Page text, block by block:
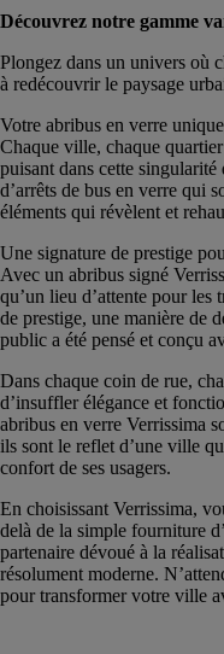
Découvrez notre gamme
Plongez dans un univers où
à redécouvrir le paysage
Votre abribus en verre
Chaque ville, chaque quartier
puisant dans cette
d’arrêts de bus en verre qui
éléments qui révèlent et
Une signature de prestige
Avec un abribus signé
qu’un lieu d’attente pour les
de prestige, une manière de
public a été pensé et conçu
Dans chaque coin de rue,
d’insuffler élégance et
abribus en verre Verrissima
ils sont le reflet d’une ville
confort de ses usagers.
En choisissant Verrissima,
delà de la simple fourniture
partenaire dévoué à la
résolument moderne.
pour transformer votre ville